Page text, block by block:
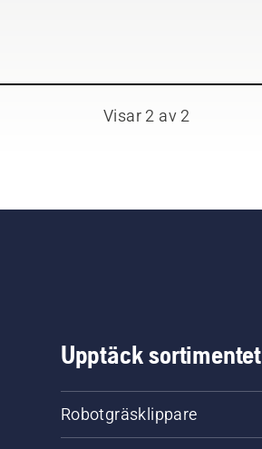
Visar 2 av 2
Upptäck sortimentet
Robotgräsklippare